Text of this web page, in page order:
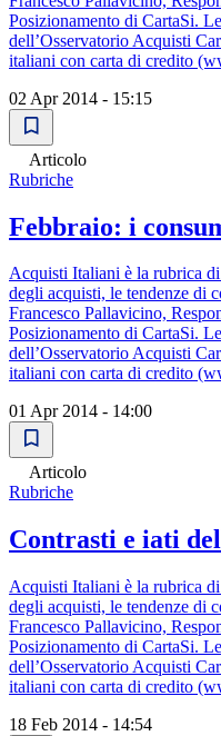
Posizionamento di CartaSi.
dell’Osservatorio Acquisti
italiani con carta di credito
02 Apr 2014 - 15:15
Articolo
Rubriche
Febbraio: i
Acquisti Italiani è la rubrica
degli acquisti, le tendenze di
Francesco Pallavicino,
Posizionamento di CartaSi.
dell’Osservatorio Acquisti
italiani con carta di credito
01 Apr 2014 - 14:00
Articolo
Rubriche
Contrasti e iati
Acquisti Italiani è la rubrica
degli acquisti, le tendenze di
Francesco Pallavicino,
Posizionamento di CartaSi.
dell’Osservatorio Acquisti
italiani con carta di credito
18 Feb 2014 - 14:54